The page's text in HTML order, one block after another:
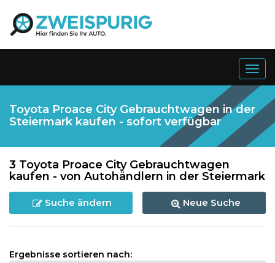
Toyota Proace City Gebrauchtwagen in der
Steiermark kaufen - sofort verfügbar
3 Toyota Proace City Gebrauchtwagen
kaufen - von Autohändlern in der Steiermark
Suche ändern Neue Suche
Ergebnisse sortieren nach: